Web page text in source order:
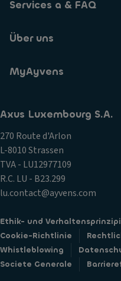
Services a & FAQ
Über uns
MyAyvens
Axus Luxembourg S.A.
270 Route d'Arlon
L-8010 Strassen
TVA - LU12977109
R.C. LU - B23.299
lu.contact@ayvens.com
Ethik- und
Cookie-Richtlinie
Whistleblowing
Societe Generale